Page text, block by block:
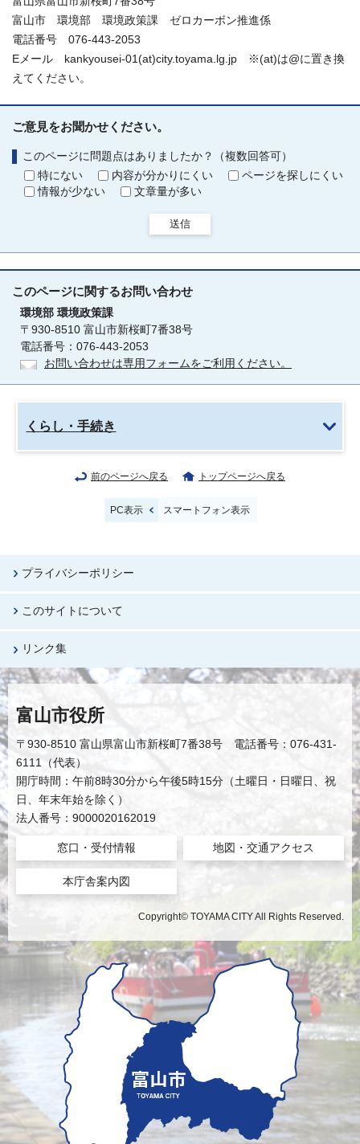
富山市 環境部 環境政策課 ゼロカーボン推進係
電話番号 076-443-2053
Eメール kankyousei-01(at)city.toyama.lg.jp ※(at)は@に置き換
えてください。
ご意見をお聞かせください。
このページに問題点はありましたか？（複数回答可）
特にない
内容が分かりにくい
ページを探しにくい
情報が少ない
文章量が多い
送信
このページに関するお問い合わせ
環境部 環境政策課
〒930-8510 富山市新桜町7番38号
電話番号：076-443-2053
お問い合わせは専用フォームをご利用ください。
くらし・手続き
前のページへ戻る トップページへ戻る
PC表示 スマートフォン表示
プライバシーポリシー
このサイトについて
リンク集
富山市役所
〒930-8510 富山県富山市新桜町7番38号 電話番号：076-431-
6111（代表）
開庁時間：午前8時30分から午後5時15分（土曜日・日曜日、祝
日、年末年始を除く）
法人番号：9000020162019
窓口・受付情報 地図・交通アクセス
本庁舎案内図
Copyright© TOYAMA CITY All Rights Reserved.